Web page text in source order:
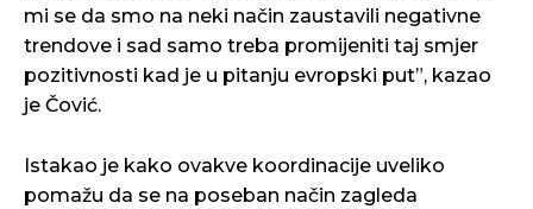
mi se da smo na neki način zaustavili negativne
trendove i sad samo treba promijeniti taj smjer
pozitivnosti kad je u pitanju evropski put”, kazao
je Čović.
Istakao je kako ovakve koordinacije uveliko
pomažu da se na poseban način zagleda